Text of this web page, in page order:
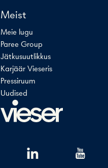
Meist
Meie lugu
Paree Group
Jätkusuutlikkus
Karjäär Vieseris
Pressiruum
Uudised